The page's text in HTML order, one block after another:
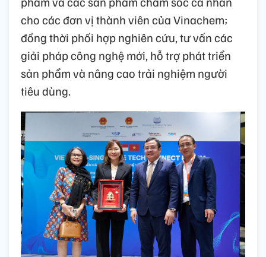
cho các đơn vị thành viên của Vinachem;
đồng thời phối hợp nghiên cứu, tư vấn các
giải pháp công nghệ mới, hỗ trợ phát triển
sản phẩm và nâng cao trải nghiệm người
tiêu dùng.